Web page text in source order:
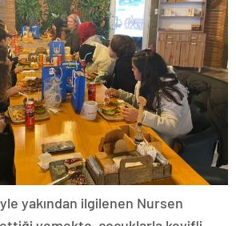
yakından ilgilenen Nursen